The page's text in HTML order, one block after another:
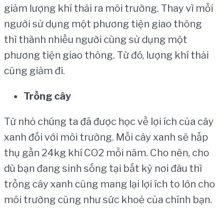
giảm lượng khí thải ra môi trường. Thay vì mỗi
người sử dụng một phương tiện giao thông
thì thành nhiều người cùng sử dụng một
phương tiện giao thông. Từ đó, lượng khí thải
cũng giảm đi.
Trồng cây
Từ nhỏ chúng ta đã được học về lợi ích của cây
xanh đối với môi trường. Mỗi cây xanh sẽ hấp
thụ gần 24kg khí CO2 mỗi năm. Cho nên, cho
dù bạn đang sinh sống tại bất kỳ nơi đâu thì
trồng cây xanh cũng mang lại lợi ích to lớn cho
môi trường cũng như sức khoẻ của chính bạn.